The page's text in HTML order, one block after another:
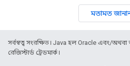
মতামত
সর্বস্বত্ব সংরক্ষিত। Java হল Oracle এবং/অথবা
রেজিস্টার্ড ট্রেডমার্ক।